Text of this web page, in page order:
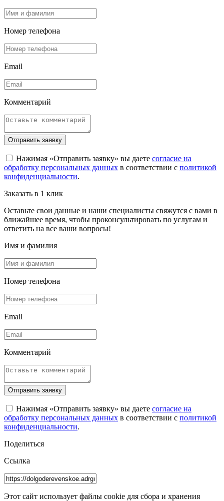
Номер телефона
Email
Комментарий
Отправить заявку
Нажимая «Отправить заявку» вы даете согласие на
обработку персональных данных в соответствии с политикой
конфиденциальности.
Заказать в 1 клик
Оставьте свои данные и наши специалисты свяжутся с вами в
ближайшее время, чтобы проконсультировать по услугам и
ответить на все ваши вопросы!
Имя и фамилия
Номер телефона
Email
Комментарий
Отправить заявку
Нажимая «Отправить заявку» вы даете согласие на
обработку персональных данных в соответствии с политикой
конфиденциальности.
Поделиться
Ссылка
Этот сайт использует файлы cookie для сбора и хранения